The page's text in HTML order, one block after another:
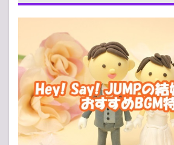
新郎
入場
Hey!
Say!
JUMP
おす
すめ
結婚